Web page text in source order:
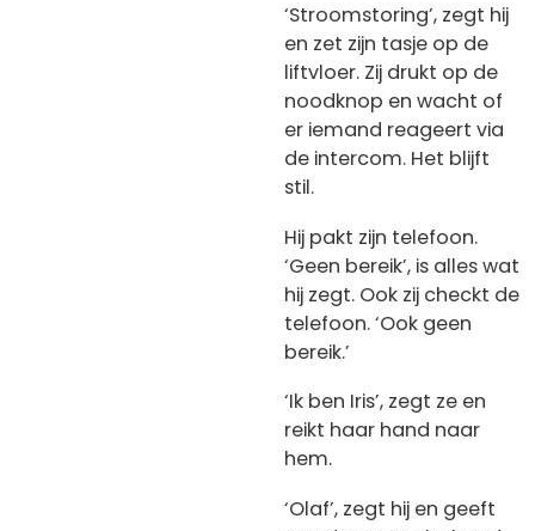
‘Stroomstoring’, zegt hij
en zet zijn tasje op de
liftvloer. Zij drukt op de
noodknop en wacht of
er iemand reageert via
de intercom. Het blijft
stil.
Hij pakt zijn telefoon.
‘Geen bereik’, is alles wat
hij zegt. Ook zij checkt de
telefoon. ‘Ook geen
bereik.’
‘Ik ben Iris’, zegt ze en
reikt haar hand naar
hem.
‘Olaf’, zegt hij en geeft